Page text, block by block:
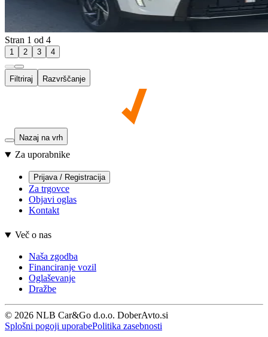
Stran 1 od 4
1 2 3 4
Filtriraj Razvrščanje
Nazaj na vrh
Za uporabnike
Prijava / Registracija
Za trgovce
Objavi oglas
Kontakt
Več o nas
Naša zgodba
Financiranje vozil
Oglaševanje
Dražbe
© 2026 NLB Car&Go d.o.o. DoberAvto.si
Splošni pogoji uporabePolitika zasebnosti